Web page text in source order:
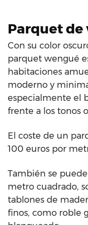
Parquet
Con su color
parquet wengué
habitaciones
moderno y
especialmente el
frente a los tonos
El coste de un
100 euros por
También se
metro cuadrado,
tablones de
finos, como roble